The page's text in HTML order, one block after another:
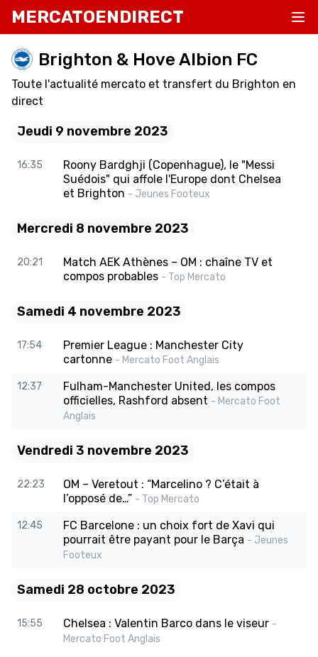
MERCATOENDIRECT
Brighton & Hove Albion FC
Toute l'actualité mercato et transfert du Brighton en
direct
Jeudi 9 novembre 2023
16:35
Roony Bardghji (Copenhague), le "Messi
Suédois" qui affole l'Europe dont Chelsea
et Brighton - Jeunes Footeux
Mercredi 8 novembre 2023
20:21
Match AEK Athènes – OM : chaîne TV et
compos probables - Top Mercato
Samedi 4 novembre 2023
17:54
Premier League : Manchester City
cartonne - Mercato Foot Anglais
12:37
Fulham-Manchester United, les compos
officielles, Rashford absent - Mercato Foot
Anglais
Vendredi 3 novembre 2023
22:23
OM – Veretout : “Marcelino ? C’était à
l’opposé de…” - Top Mercato
12:45
FC Barcelone : un choix fort de Xavi qui
pourrait être payant pour le Barça - Jeunes
Footeux
Samedi 28 octobre 2023
15:55 Chelsea : Valentin Barco dans le viseur -
Mercato Foot Anglais